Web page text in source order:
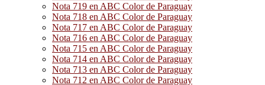
Nota 719 en ABC Color de Paraguay
Nota 718 en ABC Color de Paraguay
Nota 717 en ABC Color de Paraguay
Nota 716 en ABC Color de Paraguay
Nota 715 en ABC Color de Paraguay
Nota 714 en ABC Color de Paraguay
Nota 713 en ABC Color de Paraguay
Nota 712 en ABC Color de Paraguay